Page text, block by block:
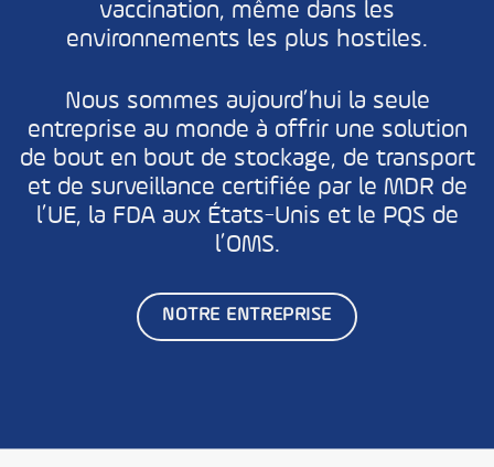
vaccination, même dans les
environnements les plus hostiles.
Nous sommes aujourd’hui la seule
entreprise au monde à offrir une solution
de bout en bout de stockage, de transport
et de surveillance certifiée par le MDR de
l’UE, la FDA aux États-Unis et le PQS de
l’OMS.
NOTRE ENTREPRISE